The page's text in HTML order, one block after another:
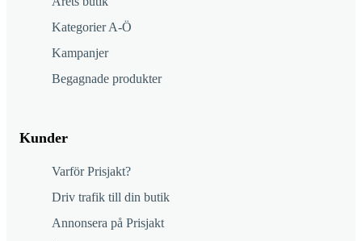
Kategorier A-Ö
Kampanjer
Begagnade produkter
Kunder
Varför Prisjakt?
Driv trafik till din butik
Annonsera på Prisjakt